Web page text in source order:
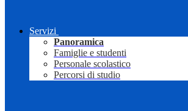
Servizi
Panoramica
Famiglie e studenti
Personale scolastico
Percorsi di studio